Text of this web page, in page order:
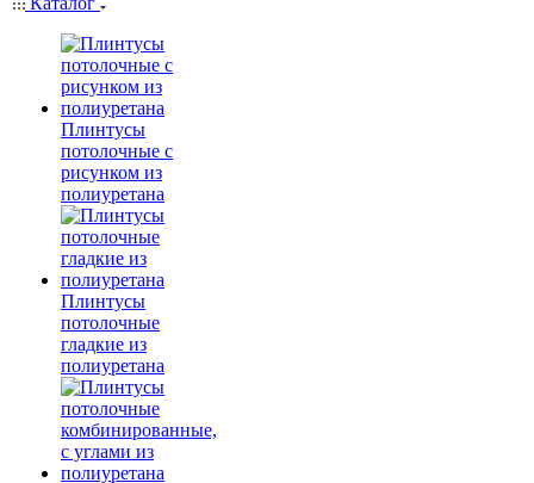
Плинтусы
потолочные с
рисунком из
полиуретана
Плинтусы
потолочные
гладкие из
полиуретана